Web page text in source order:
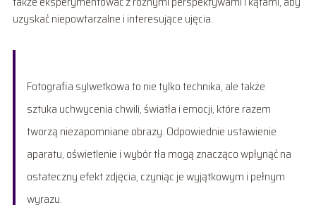
uzyskać niepowtarzalne i interesujące ujęcia.
Fotografia sylwetkowa to nie tylko technika, ale także
sztuka uchwycenia chwili, światła i emocji, które razem
tworzą niezapomniane obrazy. Odpowiednie ustawienie
aparatu, oświetlenie i wybór tła mogą znacząco wpłynąć na
ostateczny efekt zdjęcia, czyniąc je wyjątkowym i pełnym
wyrazu.